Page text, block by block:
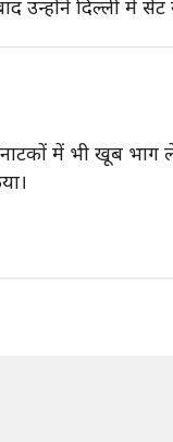
उन्होंने दिल्ली में
में भी खूब भाग